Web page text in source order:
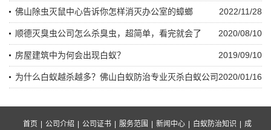
2022/11/28
佛山除虫灭鼠中心告诉你怎样消灭办公室的蟑螂
2020/08/10
顺德灭臭虫公司怎么杀臭虫，超简单，看完就会了
2019/09/10
房屋建筑中为何会出现白蚁？
2020/01/16
为什么白蚁越杀越多？佛山白蚁防治专业灭杀白蚁公司
首页 | 公司介绍 | 公司证书 | 服务范围 | 新闻中心 | 白蚁防治知识 | 成